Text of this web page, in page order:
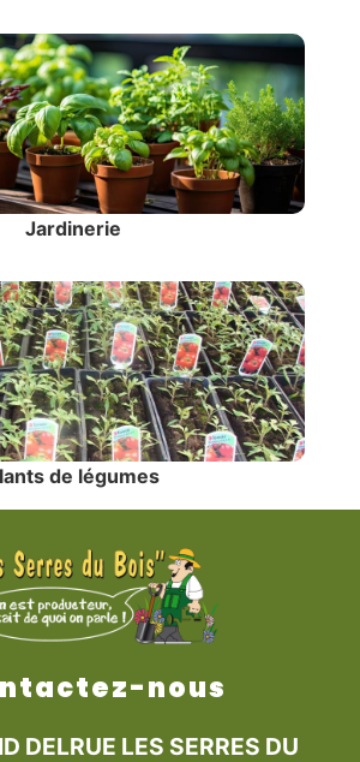
Jardinerie
de légumes
nous
DELRUE LES SERRES DU